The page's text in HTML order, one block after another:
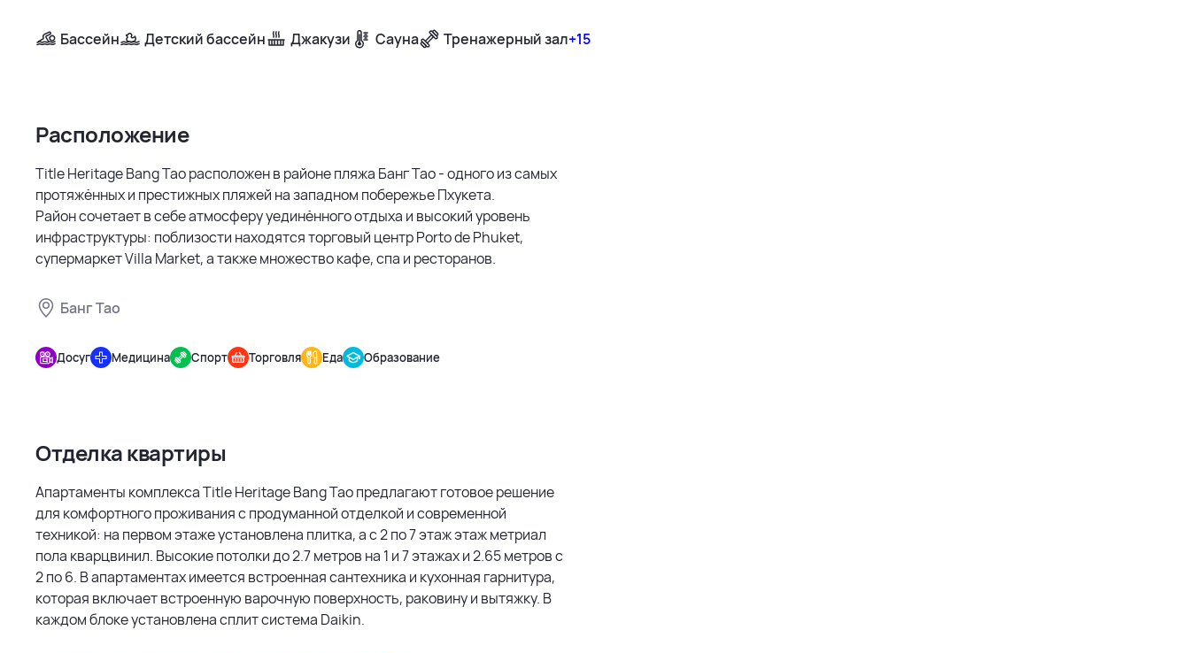
застройщика делают комплекс привлекательным для покупателей, ценящих наследие и
надежность инвестиций.
Бассейн Детский бассейн Джакузи Сауна Тренажерный зал+15
Расположение
Title Heritage Bang Tao расположен в районе пляжа Банг Тао - одного из самых
протяжённых и престижных пляжей на западном побережье Пхукета.
Район сочетает в себе атмосферу уединённого отдыха и высокий уровень
инфраструктуры: поблизости находятся торговый центр Porto de Phuket,
супермаркет Villa Market, а также множество кафе, спа и ресторанов.
Банг Тао
Heritage
Bang Tao
1500 м
Досуг Медицина Спорт Торговля Еда Образование
Отделка квартиры
Апартаменты комплекса Title Heritage Bang Tao предлагают готовое решение
для комфортного проживания с продуманной отделкой и современной
техникой: на первом этаже установлена плитка, а с 2 по 7 этаж этаж метриал
пола кварцвинил. Высокие потолки до 2.7 метров на 1 и 7 этажах и 2.65 метров с
2 по 6. В апартаментах имеется встроенная сантехника и кухонная гарнитура,
которая включает встроенную варочную поверхность, раковину и вытяжку. В
каждом блоке установлена сплит система Daikin.